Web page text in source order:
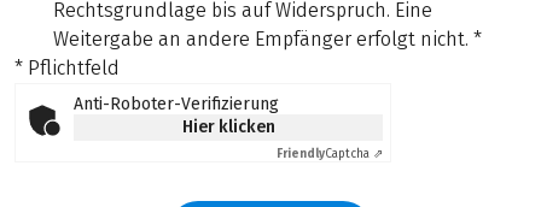
Rechtsgrundlage bis auf Widerspruch. Eine
Weitergabe an andere Empfänger erfolgt nicht. *
* Pflichtfeld
Anti-Roboter-Verifizierung
Hier klicken
FriendlyCaptcha ⇗